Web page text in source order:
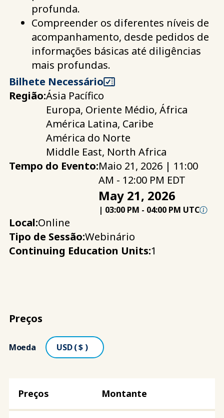
profunda.
Compreender os diferentes níveis de
acompanhamento, desde pedidos de
informações básicas até diligências
mais profundas.
Bilhete Necessário
Região:Ásia Pacífico
Europa, Oriente Médio, África
América Latina, Caribe
América do Norte
Middle East, North Africa
Tempo do Evento:Maio 21, 2026 | 11:00
AM - 12:00 PM EDT
May 21, 2026
| 03:00 PM - 04:00 PM UTC
Local:Online
Tipo de Sessão:Webinário
Continuing Education Units:1
Preços
Moeda
Montante